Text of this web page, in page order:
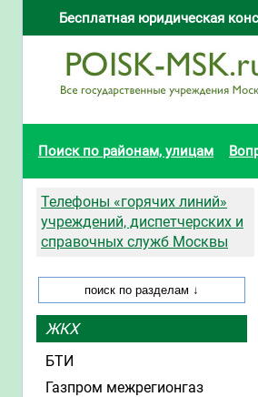
Бесплатная юридическая
Поиск по районам, улицам
Телефоны «горячих линий»
учреждений, диспетчерских и
справочных служб Москвы
ЖКХ
БТИ
Газпром межрегионгаз